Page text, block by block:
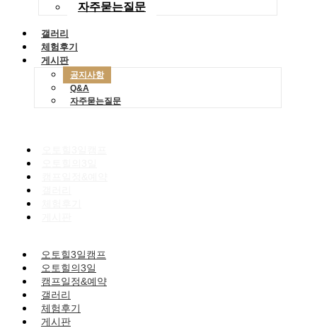
자주묻는질문
갤러리
체험후기
게시판
공지사항
Q&A
자주묻는질문
오토힐3일캠프
오토힐의3일
캠프일정&예약
갤러리
체험후기
게시판